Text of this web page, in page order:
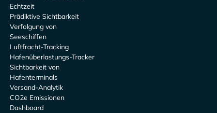
Echtzeit
Prädiktive Sichtbarkeit
Verfolgung von
Seeschiffen
Luftfracht-Tracking
Hafenüberlastungs-Tracker
Sichtbarkeit von
Hafenterminals
Versand-Analytik
CO2e Emissionen
Dashboard